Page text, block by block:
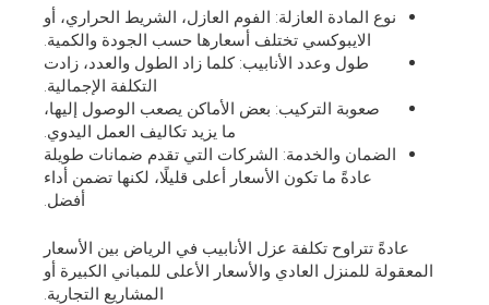
نوع المادة العازلة: الفوم العازل، الشريط الحراري، أو
الايبوكسي تختلف أسعارها حسب الجودة والكمية.
طول وعدد الأنابيب: كلما زاد الطول والعدد، زادت
التكلفة الإجمالية.
صعوبة التركيب: بعض الأماكن يصعب الوصول إليها،
ما يزيد تكاليف العمل اليدوي.
الضمان والخدمة: الشركات التي تقدم ضمانات طويلة
عادةً ما تكون الأسعار أعلى قليلًا، لكنها تضمن أداء
أفضل.
عادةً تتراوح تكلفة عزل الأنابيب في الرياض بين الأسعار
المعقولة للمنزل العادي والأسعار الأعلى للمباني الكبيرة أو
المشاريع التجارية.